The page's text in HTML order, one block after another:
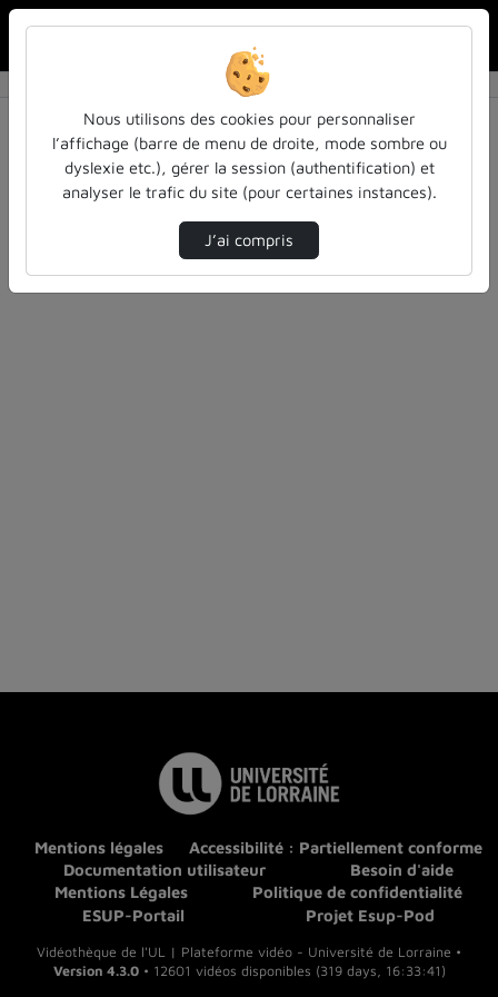
Résultats de la recherche
Filtres actifs (cliquer pour en retirer) :
cours-formations
ecole entendu-des-confs-a-ecouter
Mentions légales
Accessibilité : Partiellement conforme
Documentation utilisateur
Besoin d'aide
Mentions Légales
Politique de confidentialité
ESUP-Portail
Projet Esup-Pod
Vidéothèque de l'UL | Plateforme vidéo - Université de Lorraine •
Version 4.3.0• 12601 vidéos disponibles (319 days, 16:33:41)
Nous utilisons des cookies pour personnaliser
l’affichage (barre de menu de droite, mode sombre ou
dyslexie etc.), gérer la session (authentification) et
analyser le trafic du site (pour certaines instances).
J’ai compris